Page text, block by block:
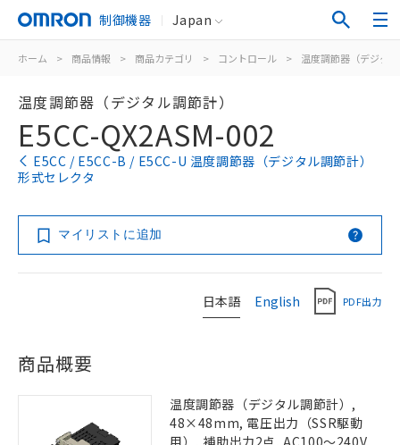
制御機器 Japan
ホーム > 商品情報 > 商品カテゴリ > コントロール > 温度調節器（デジタ
温度調節器（デジタル調節計）
E5CC-QX2ASM-002
E5CC / E5CC-B / E5CC-U 温度調節器（デジタル調節計）
形式セレクタ
マイリストに追加
日本語 English PDF出力
商品概要
温度調節器（デジタル調節計）,
48×48mm, 電圧出力（SSR駆動
用）, 補助出力2点, AC100～240V,